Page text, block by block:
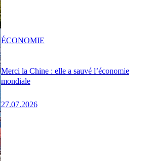
Merci la Chine : elle a sauvé l’économie
mondiale
27.07.2026
ÉCONOMIE